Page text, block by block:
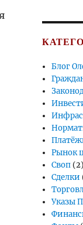
Блог
Рынок
Своп (2)
Сделки
Указы